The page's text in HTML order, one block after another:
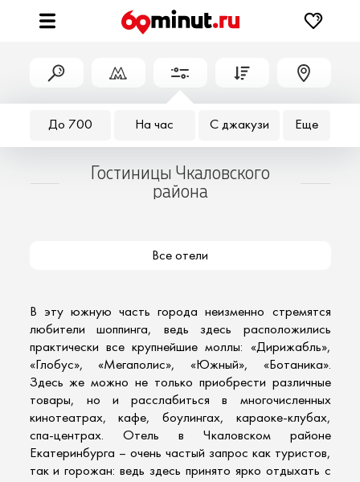
До 700 На час С джакузи Еще
Гостиницы Чкаловского
района
Все отели
В эту южную часть города неизменно стремятся
любители шоппинга, ведь здесь расположились
практически все крупнейшие моллы: «Дирижабль»,
«Глобус», «Мегаполис», «Южный», «Ботаника».
Здесь же можно не только приобрести различные
товары, но и расслабиться в многочисленных
кинотеатрах, кафе, боулингах, караоке-клубах,
спа-центрах. Отель в Чкаловском районе
Екатеринбурга – очень частый запрос как туристов,
так и горожан: ведь здесь принято ярко отдыхать с